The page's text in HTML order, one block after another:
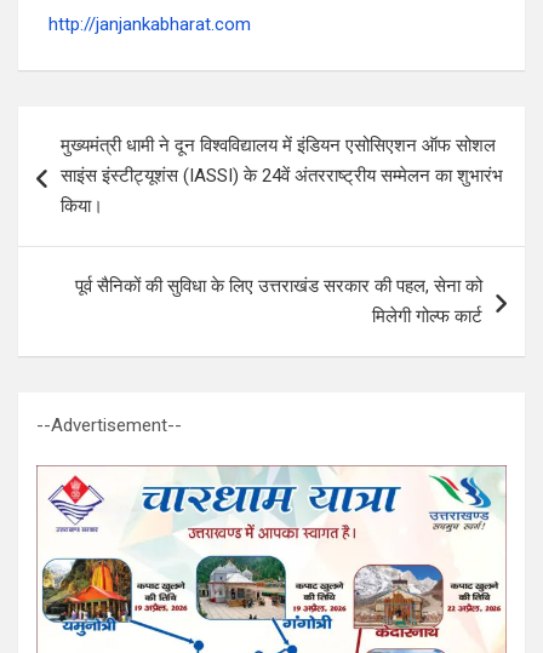
http://janjankabharat.com
navigation
मुख्यमंत्री धामी ने दून विश्वविद्यालय में इंडियन एसोसिएशन ऑफ सोशल
साइंस इंस्टीट्यूशंस (IASSI) के 24वें अंतरराष्ट्रीय सम्मेलन का शुभारंभ
किया।
पूर्व सैनिकों की सुविधा के लिए उत्तराखंड सरकार की पहल, सेना को
मिलेगी गोल्फ कार्ट
--Advertisement--